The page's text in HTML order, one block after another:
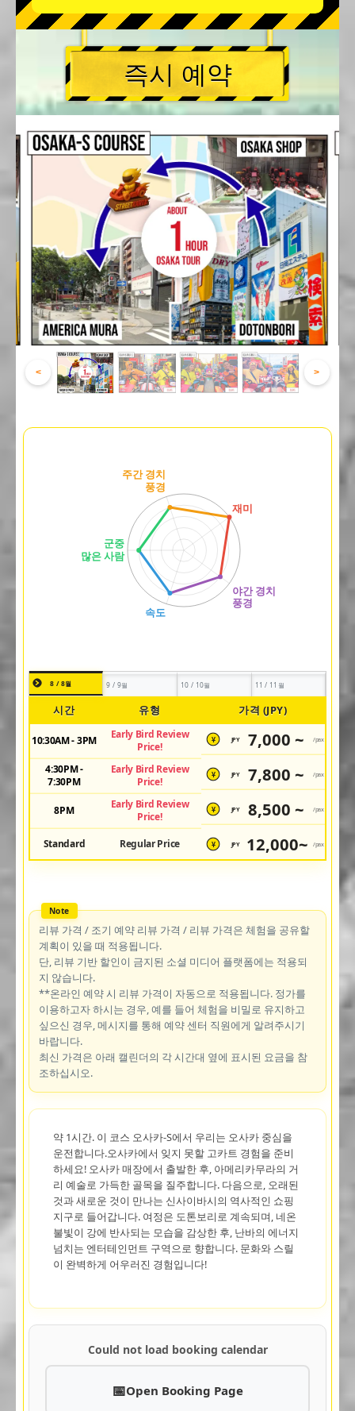
즉시 예약
< >
8 / 8월 9 / 9월 10 / 10월 11 / 11월
시간 유형 가격 (JPY)
10:30AM - 3PM
Early Bird Review
Price!
¥ JPY 7,000 ~ /pax
4:30PM -
7:30PM
Early Bird Review
Price!
¥ JPY 7,800 ~ /pax
8PM
Early Bird Review
Price!
¥ JPY 8,500 ~ /pax
Standard Regular Price ¥ JPY 12,000~ /pax
리뷰 가격 / 조기 예약 리뷰 가격 / 리뷰 가격은 체험을 공유할
계획이 있을 때 적용됩니다.
단, 리뷰 기반 할인이 금지된 소셜 미디어 플랫폼에는 적용되
지 않습니다.
**온라인 예약 시 리뷰 가격이 자동으로 적용됩니다. 정가를
이용하고자 하시는 경우, 예를 들어 체험을 비밀로 유지하고
싶으신 경우, 메시지를 통해 예약 센터 직원에게 알려주시기
바랍니다.
최신 가격은 아래 캘린더의 각 시간대 옆에 표시된 요금을 참
조하십시오.
약 1시간. 이 코스 오사카-S에서 우리는 오사카 중심을
운전합니다.오사카에서 잊지 못할 고카트 경험을 준비
하세요! 오사카 매장에서 출발한 후, 아메리카무라의 거
리 예술로 가득한 골목을 질주합니다. 다음으로, 오래된
것과 새로운 것이 만나는 신사이바시의 역사적인 쇼핑
지구로 들어갑니다. 여정은 도톤보리로 계속되며, 네온
불빛이 강에 반사되는 모습을 감상한 후, 난바의 에너지
넘치는 엔터테인먼트 구역으로 향합니다. 문화와 스릴
이 완벽하게 어우러진 경험입니다!
Could not load booking calendar
Open Booking Page